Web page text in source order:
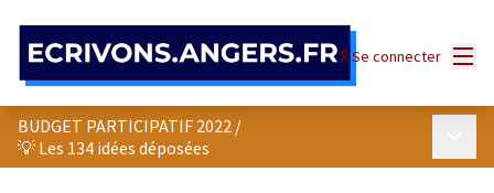
Se connecter
BUDGET PARTICIPATIF 2022 /
💡 Les 134 idées déposées